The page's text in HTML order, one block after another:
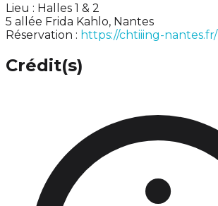
Lieu : Halles 1 & 2
5 allée Frida Kahlo, Nantes
Réservation : https://chtiiing-nantes.fr/
Crédit(s)